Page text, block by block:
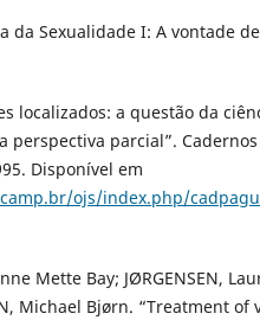
da Sexualidade I: A vontade
localizados: a questão da
parcial”. Cadernos
Disponível em
ojs/index.php/
Mette Bay; JØRGENSEN,
Michael Bjørn. “Treatment of